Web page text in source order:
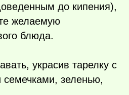
до кипения),
желаемую
блюда.
украсив тарелку с
зеленью,